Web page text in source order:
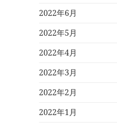
2022年6月
2022年5月
2022年4月
2022年3月
2022年2月
2022年1月